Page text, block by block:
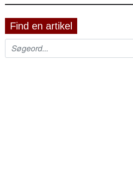
Find en artikel